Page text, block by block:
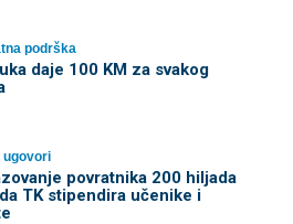
podrška
daje 100 KM za svakog
ugovori
povratnika 200 hiljada
TK stipendira učenike i